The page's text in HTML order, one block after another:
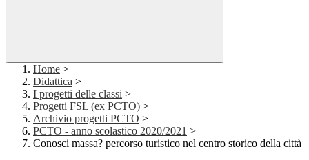
Home >
Didattica >
I progetti delle classi >
Progetti FSL (ex PCTO) >
Archivio progetti PCTO >
PCTO - anno scolastico 2020/2021 >
Conosci massa? percorso turistico nel centro storico della città